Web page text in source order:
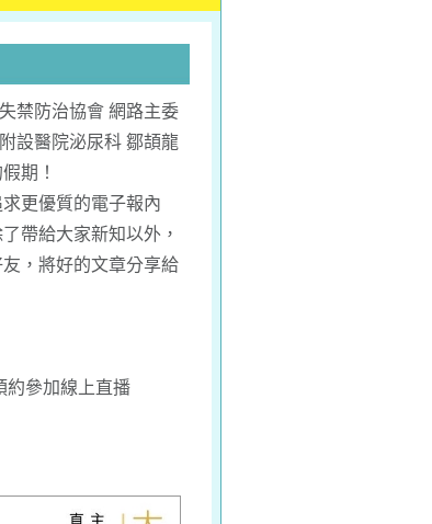
禁防治協會 網路主委
設醫院泌尿科 鄒頡龍
期！
更優質的電子報內
帶給大家新知以外，
，將好的文章分享給
約參加線上直播